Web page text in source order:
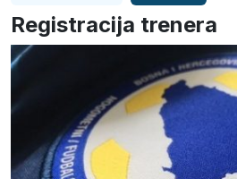
Registracija trenera